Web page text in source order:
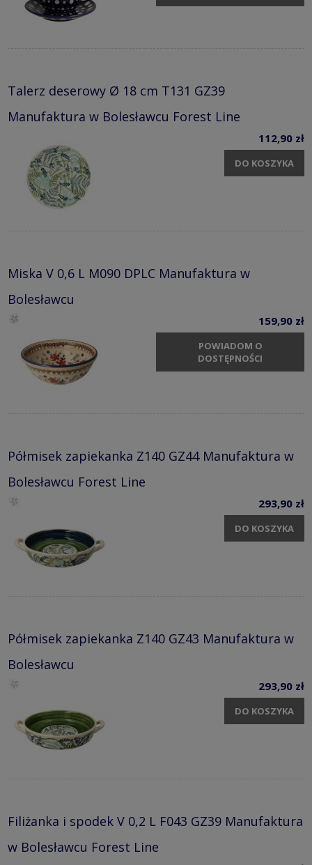
Talerz deserowy Ø 18 cm T131 GZ39
Manufaktura w Bolesławcu Forest Line
112,90 zł
DO KOSZYKA
Miska V 0,6 L M090 DPLC Manufaktura w
Bolesławcu
159,90 zł
POWIADOM O
DOSTĘPNOŚCI
Półmisek zapiekanka Z140 GZ44 Manufaktura w
Bolesławcu Forest Line
293,90 zł
DO KOSZYKA
Półmisek zapiekanka Z140 GZ43 Manufaktura w
Bolesławcu
293,90 zł
DO KOSZYKA
Filiżanka i spodek V 0,2 L F043 GZ39 Manufaktura
w Bolesławcu Forest Line